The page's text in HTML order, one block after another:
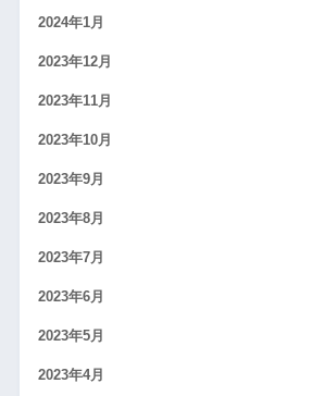
2024年1月
2023年12月
2023年11月
2023年10月
2023年9月
2023年8月
2023年7月
2023年6月
2023年5月
2023年4月